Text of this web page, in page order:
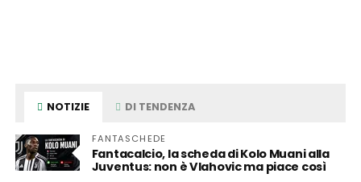
NOTIZIE DI TENDENZA
FANTASCHEDE
Fantacalcio, la scheda di Kolo Muani alla
Juventus: non è Vlahovic ma piace così